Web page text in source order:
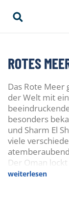
ROTES
Das Rote Meer
der Welt mit
besonders
und Sharm El
viele
Der Oman
unendlich
weiterlesen